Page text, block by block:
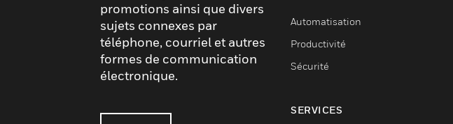
promotions ainsi que divers
sujets connexes par
téléphone, courriel et autres
formes de communication
électronique.
Automatisation
Productivité
Sécurité
SERVICES